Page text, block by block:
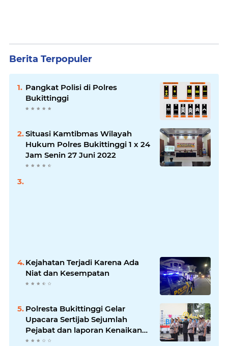
Berita Terpopuler
Pangkat Polisi di Polres
Bukittinggi
Situasi Kamtibmas Wilayah
Hukum Polres Bukittinggi 1 x 24
Jam Senin 27 Juni 2022
Kejahatan Terjadi Karena Ada
Niat dan Kesempatan
Polresta Bukittinggi Gelar
Upacara Sertijab Sejumlah
Pejabat dan laporan Kenaikan
Pangkat Pengabdian